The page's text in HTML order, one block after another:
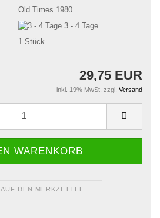
Old Times 1980
3 - 4 Tage
1 Stück
29,75 EUR
inkl. 19% MwSt. zzgl. Versand
AUF DEN MERKZETTEL